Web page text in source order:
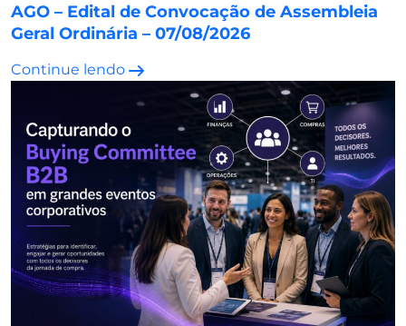
AGO – Edital de Convocação de Assembleia
Geral Ordinária – 07/08/2026
Continue lendo